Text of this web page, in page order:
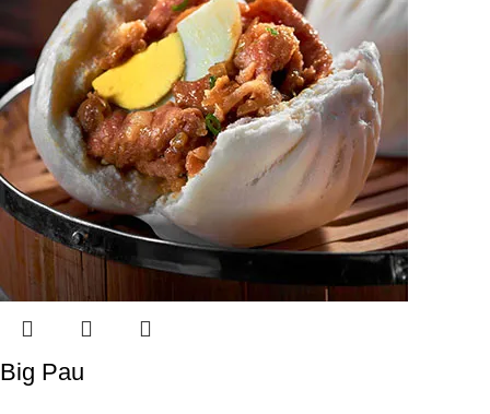
Big Pau